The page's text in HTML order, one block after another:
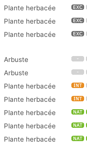
Plante herbacée
Plante herbacée
Plante herbacée
Arbuste
Arbuste
Plante herbacée
Plante herbacée
Plante herbacée
Plante herbacée
Plante herbacée